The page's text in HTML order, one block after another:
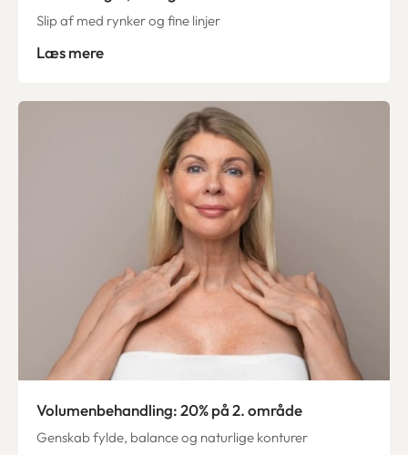
Slip af med rynker og fine linjer
Læs mere
Volumenbehandling: 20% på 2. område
Genskab fylde, balance og naturlige konturer